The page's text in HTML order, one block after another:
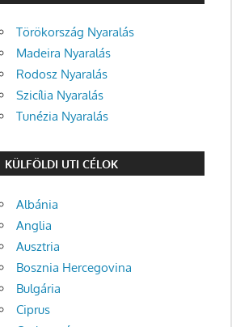
Törökország Nyaralás
Madeira Nyaralás
Rodosz Nyaralás
Szicília Nyaralás
Tunézia Nyaralás
KÜLFÖLDI UTI CÉLOK
Albánia
Anglia
Ausztria
Bosznia Hercegovina
Bulgária
Ciprus